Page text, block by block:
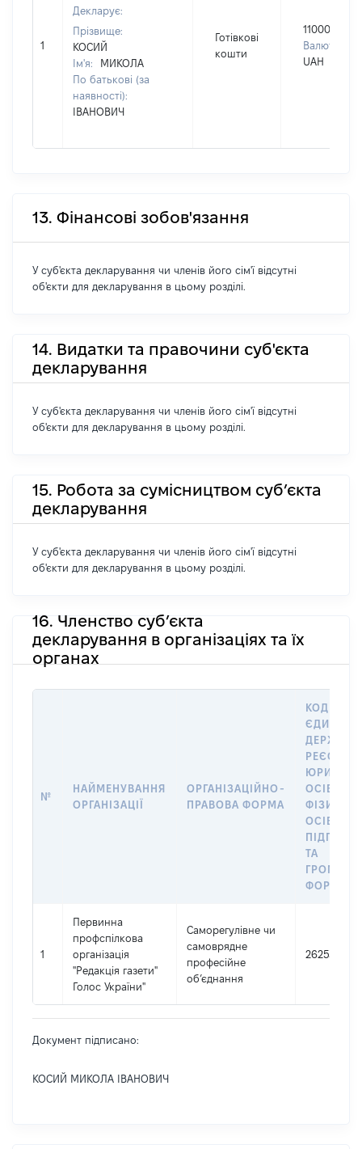
1
Декларує:
Прізвище:
КОСИЙ
Ім'я:
МИКОЛА
По батькові (за
наявності):
ІВАНОВИЧ
Готівкові
кошти
110000
Валюта:
UAH
13. Фінансові зобов'язання
У суб'єкта декларування чи членів його сім'ї відсутні
об'єкти для декларування в цьому розділі.
14. Видатки та правочини суб'єкта
декларування
У суб'єкта декларування чи членів його сім'ї відсутні
об'єкти для декларування в цьому розділі.
15. Робота за сумісництвом суб’єкта
декларування
У суб'єкта декларування чи членів його сім'ї відсутні
об'єкти для декларування в цьому розділі.
16. Членство суб’єкта
декларування в організаціях та їх
органах
№
НАЙМЕНУВАННЯ
ОРГАНІЗАЦІЇ
ОРГАНІЗАЦІЙНО-
ПРАВОВА ФОРМА
КОД В
РЕЄСТРІ
ОСІБ,
ОСІБ –
ТА
1
Первинна
профспілкова
організація
"Редакція газети"
Голос України"
Саморегулівне чи
самоврядне
професійне
об’єднання
26253230
Документ підписано:
КОСИЙ МИКОЛА ІВАНОВИЧ